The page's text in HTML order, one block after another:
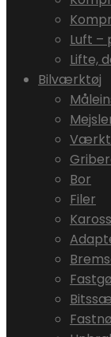
Luft –
Lifte,
Bilværktøj
Bor
Filer